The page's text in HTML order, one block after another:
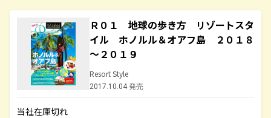
Ｒ０１ 地球の歩き方 リゾートスタ
イル ホノルル＆オアフ島 ２０１８
～２０１９
Resort Style
2017.10.04 発売
当社在庫切れ